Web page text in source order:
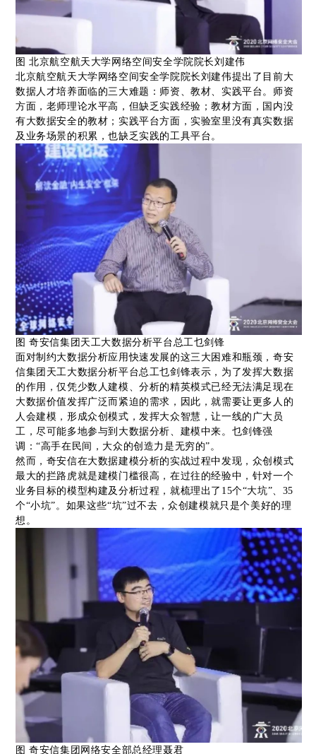
图 北京航空航天大学网络空间安全学院院长刘建伟
北京航空航天大学网络空间安全学院院长刘建伟提出了目前大
数据人才培养面临的三大难题：师资、教材、实践平台。师资
方面，老师理论水平高，但缺乏实践经验；教材方面，国内没
有大数据安全的教材；实践平台方面，实验室里没有真实数据
及业务场景的积累，也缺乏实践的工具平台。
图 奇安信集团天工大数据分析平台总工乜剑锋
面对制约大数据分析应用快速发展的这三大困难和瓶颈，奇安
信集团天工大数据分析平台总工乜剑锋表示，为了发挥大数据
的作用，仅凭少数人建模、分析的精英模式已经无法满足现在
大数据价值发挥广泛而紧迫的需求，因此，就需要让更多人的
人会建模，形成众创模式，发挥大众智慧，让一线的广大员
工，尽可能多地参与到大数据分析、建模中来。乜剑锋强
调：“高手在民间，大众的创造力是无穷的”。
然而，奇安信在大数据建模分析的实战过程中发现，众创模式
最大的拦路虎就是建模门槛很高，在过往的经验中，针对一个
业务目标的模型构建及分析过程，就梳理出了15个“大坑”、35
个“小坑”。如果这些“坑”过不去，众创建模就只是个美好的理
想。
图 奇安信集团网络安全部总经理聂君